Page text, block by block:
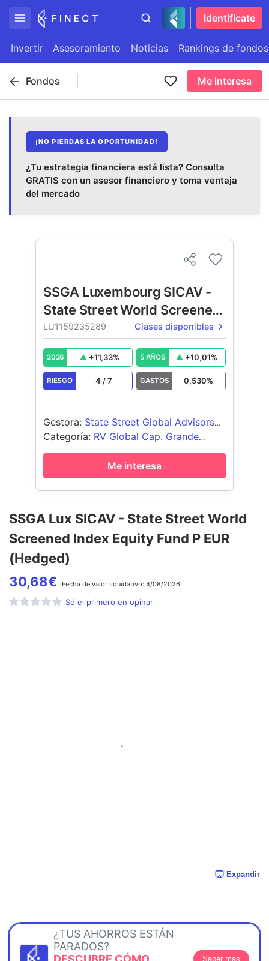
Identifícate
Invertir Asesoramiento Noticias Rankings de fondos
Fondos Me interesa
¡NO PIERDAS LA OPORTUNIDAD!
¿Tu estrategia financiera está lista? Consulta
GRATIS con un asesor financiero y toma ventaja
del mercado
SSGA Lux SICAV - State Street World
Screened Index Equity Fund P EUR
(Hedged)
30,68€ Fecha de valor liquidativo: 4/08/2026
Sé el primero en opinar
Expandir
¿TUS AHORROS ESTÁN
PARADOS?
Saber más
SSGA Luxembourg SICAV -
State Street World Screened
Index Equity Fund
LU1159235289 Clases disponibles
2026 +11,33% 5 AÑOS +10,01%
RIESGO 4 /7 GASTOS 0,530%
Gestora: State Street Global Advisors
Europe Limited
Categoría: RV Global Cap. Grande
Blend
Me interesa